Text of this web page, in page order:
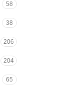
58
38
206
204
65